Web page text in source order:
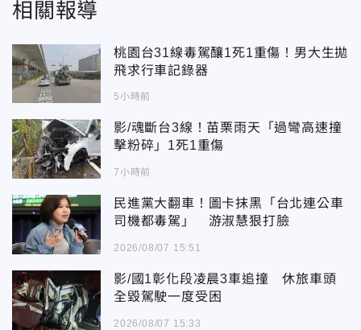
相關報導
桃園台31線毒駕釀1死1重傷！男大生拋
飛求行車記錄器
5小時前
影/魂斷台3線！苗栗雨天「過彎高速撞
擊粉碎」1死1重傷
7小時前
民進黨大翻車！圖卡抹黑「台北連公車
司機都毒駕」 游淑慧狠打臉
2026/08/07 15:51
影/國1彰化段凌晨3車追撞 休旅車頭
全毀駕駛一度受困
2026/08/07 15:33